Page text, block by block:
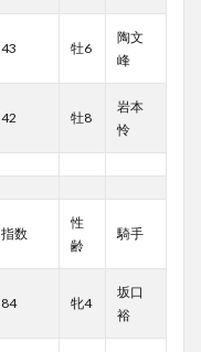
43 牡6
陶文
峰
42 牡8
岩本
怜
指数
性
齢
騎手
84 牝4
坂口
裕